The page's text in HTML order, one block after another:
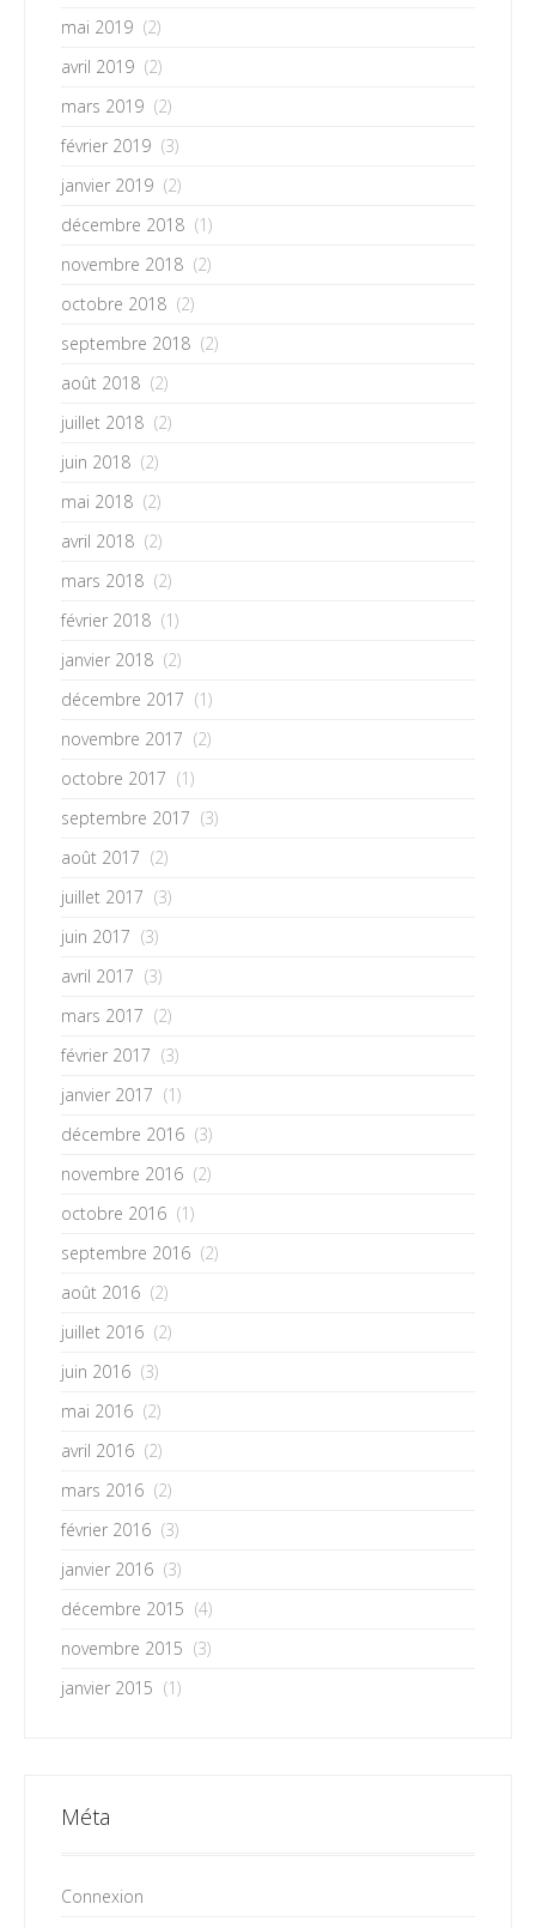
mai 2019 (2)
avril 2019 (2)
mars 2019 (2)
février 2019 (3)
janvier 2019 (2)
décembre 2018 (1)
novembre 2018 (2)
octobre 2018 (2)
septembre 2018 (2)
août 2018 (2)
juillet 2018 (2)
juin 2018 (2)
mai 2018 (2)
avril 2018 (2)
mars 2018 (2)
février 2018 (1)
janvier 2018 (2)
décembre 2017 (1)
novembre 2017 (2)
octobre 2017 (1)
septembre 2017 (3)
août 2017 (2)
juillet 2017 (3)
juin 2017 (3)
avril 2017 (3)
mars 2017 (2)
février 2017 (3)
janvier 2017 (1)
décembre 2016 (3)
novembre 2016 (2)
octobre 2016 (1)
septembre 2016 (2)
août 2016 (2)
juillet 2016 (2)
juin 2016 (3)
mai 2016 (2)
avril 2016 (2)
mars 2016 (2)
février 2016 (3)
janvier 2016 (3)
décembre 2015 (4)
novembre 2015 (3)
janvier 2015 (1)
Méta
Connexion